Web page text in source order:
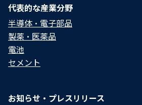
代表的な産業分野
半導体・電子部品
製薬・医薬品
電池
セメント
お知らせ・プレスリリース